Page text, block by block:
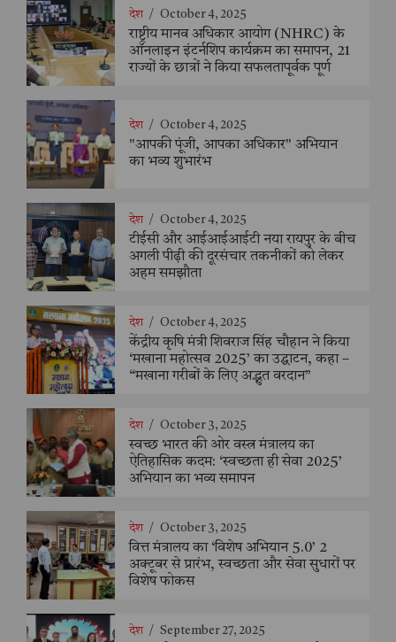
देश / October 4, 2025
राष्ट्रीय मानव अधिकार आयोग (NHRC) के
ऑनलाइन इंटर्नशिप कार्यक्रम का समापन, 21
राज्यों के छात्रों ने किया सफलतापूर्वक पूर्ण
देश / October 4, 2025
"आपकी पूंजी, आपका अधिकार" अभियान
का भव्य शुभारंभ
देश / October 4, 2025
टीईसी और आईआईआईटी नया रायपुर के बीच
अगली पीढ़ी की दूरसंचार तकनीकों को लेकर
अहम समझौता
देश / October 4, 2025
केंद्रीय कृषि मंत्री शिवराज सिंह चौहान ने किया
‘मखाना महोत्सव 2025’ का उद्घाटन, कहा –
“मखाना गरीबों के लिए अद्भुत वरदान”
देश / October 3, 2025
स्वच्छ भारत की ओर वस्त्र मंत्रालय का
ऐतिहासिक कदम: ‘स्वच्छता ही सेवा 2025’
अभियान का भव्य समापन
देश / October 3, 2025
वित्त मंत्रालय का ‘विशेष अभियान 5.0’ 2
अक्टूबर से प्रारंभ, स्वच्छता और सेवा सुधारों पर
विशेष फोकस
देश / September 27, 2025